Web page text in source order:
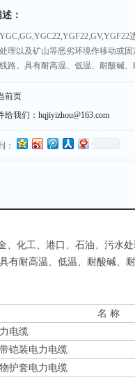
：
理以及矿山等恶劣环境作移动或
路。具有耐高温、低温、耐酸碱、
前页
给我们：hqjiyizhou@163.com
：
、化工、港口、石油、污水
有耐高温、低温、耐酸碱、
名 称
电缆
铠装电力电缆
护套电力电缆